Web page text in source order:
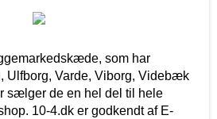
som har
Ulfborg, Varde, Viborg, Videbæk
sælger de en hel del til hele
10-4.dk er godkendt af E-